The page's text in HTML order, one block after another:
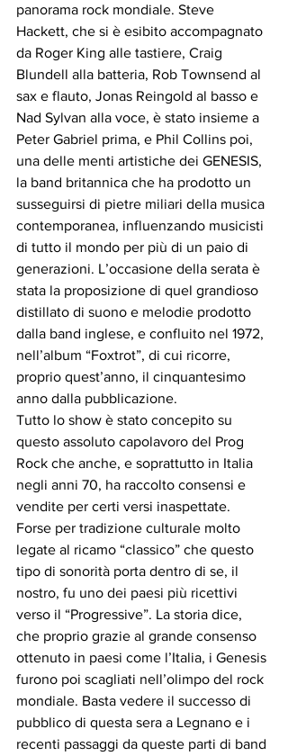
panorama rock mondiale. Steve
Hackett, che si è esibito accompagnato
da Roger King alle tastiere, Craig
Blundell alla batteria, Rob Townsend al
sax e flauto, Jonas Reingold al basso e
Nad Sylvan alla voce, è stato insieme a
Peter Gabriel prima, e Phil Collins poi,
una delle menti artistiche dei GENESIS,
la band britannica che ha prodotto un
susseguirsi di pietre miliari della musica
contemporanea, influenzando musicisti
di tutto il mondo per più di un paio di
generazioni. L’occasione della serata è
stata la proposizione di quel grandioso
distillato di suono e melodie prodotto
dalla band inglese, e confluito nel 1972,
nell’album “Foxtrot”, di cui ricorre,
proprio quest’anno, il cinquantesimo
anno dalla pubblicazione.
Tutto lo show è stato concepito su
questo assoluto capolavoro del Prog
Rock che anche, e soprattutto in Italia
negli anni 70, ha raccolto consensi e
vendite per certi versi inaspettate.
Forse per tradizione culturale molto
legate al ricamo “classico” che questo
tipo di sonorità porta dentro di se, il
nostro, fu uno dei paesi più ricettivi
verso il “Progressive”. La storia dice,
che proprio grazie al grande consenso
ottenuto in paesi come l’Italia, i Genesis
furono poi scagliati nell’olimpo del rock
mondiale. Basta vedere il successo di
pubblico di questa sera a Legnano e i
recenti passaggi da queste parti di band